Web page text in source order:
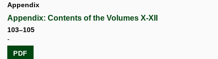
Appendix
Appendix: Contents of the Volumes X-XII
103–105
-
PDF